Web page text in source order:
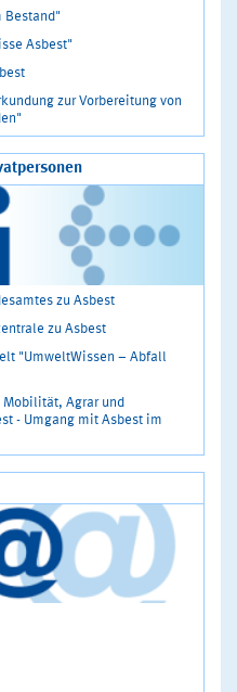
Bestand"
Asbest"
zur Vorbereitung von
zu Asbest
zu Asbest
"UmweltWissen – Abfall
Agrar und
- Umgang mit Asbest im